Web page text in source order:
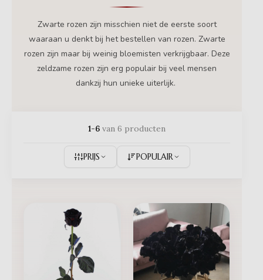
Zwarte rozen zijn misschien niet de eerste soort
waaraan u denkt bij het bestellen van rozen. Zwarte
rozen zijn maar bij weinig bloemisten verkrijgbaar. Deze
zeldzame rozen zijn erg populair bij veel mensen
dankzij hun unieke uiterlijk.
1-6 van 6 producten
PRIJS POPULAIR